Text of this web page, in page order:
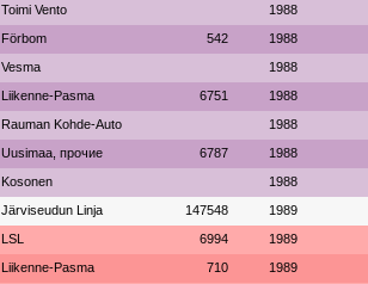
Toimi Vento 1988
Förbom 542 1988
Vesma 1988
Liikenne-Pasma 6751 1988
Rauman Kohde-Auto 1988
Uusimaa, прочие 6787 1988
Kosonen 1988
Järviseudun Linja 147548 1989
LSL 6994 1989
Liikenne-Pasma 710 1989